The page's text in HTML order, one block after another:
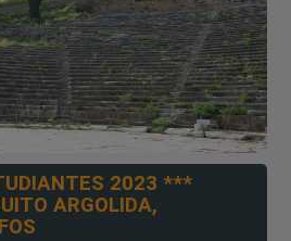
2023 ***
ARGOLIDA,